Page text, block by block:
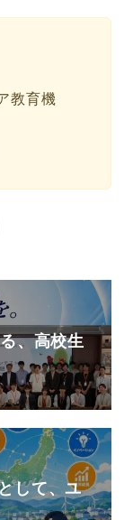
教育機
、高校生
して、ユ